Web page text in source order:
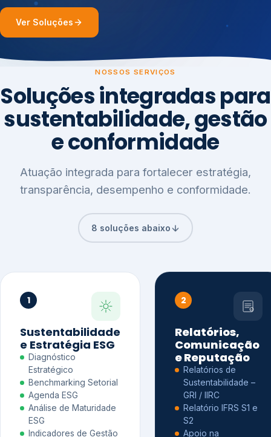
Ver Soluções
NOSSOS SERVIÇOS
Soluções integradas para
sustentabilidade, gestão
e conformidade
Atuação integrada para fortalecer estratégia,
transparência, desempenho e conformidade.
8 soluções abaixo
1
Sustentabilidade
e Estratégia ESG
Diagnóstico
Estratégico
Benchmarking Setorial
Agenda ESG
Análise de Maturidade
ESG
Indicadores de Gestão
2
Relatórios,
Comunicação
e Reputação
Relatórios de
Sustentabilidade –
GRI / IIRC
Relatório IFRS S1 e
S2
Apoio na